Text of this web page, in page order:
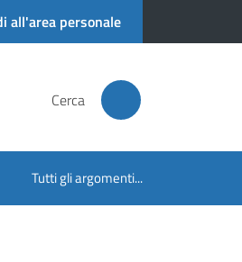
all'area personale
Cerca
Tutti gli argomenti...